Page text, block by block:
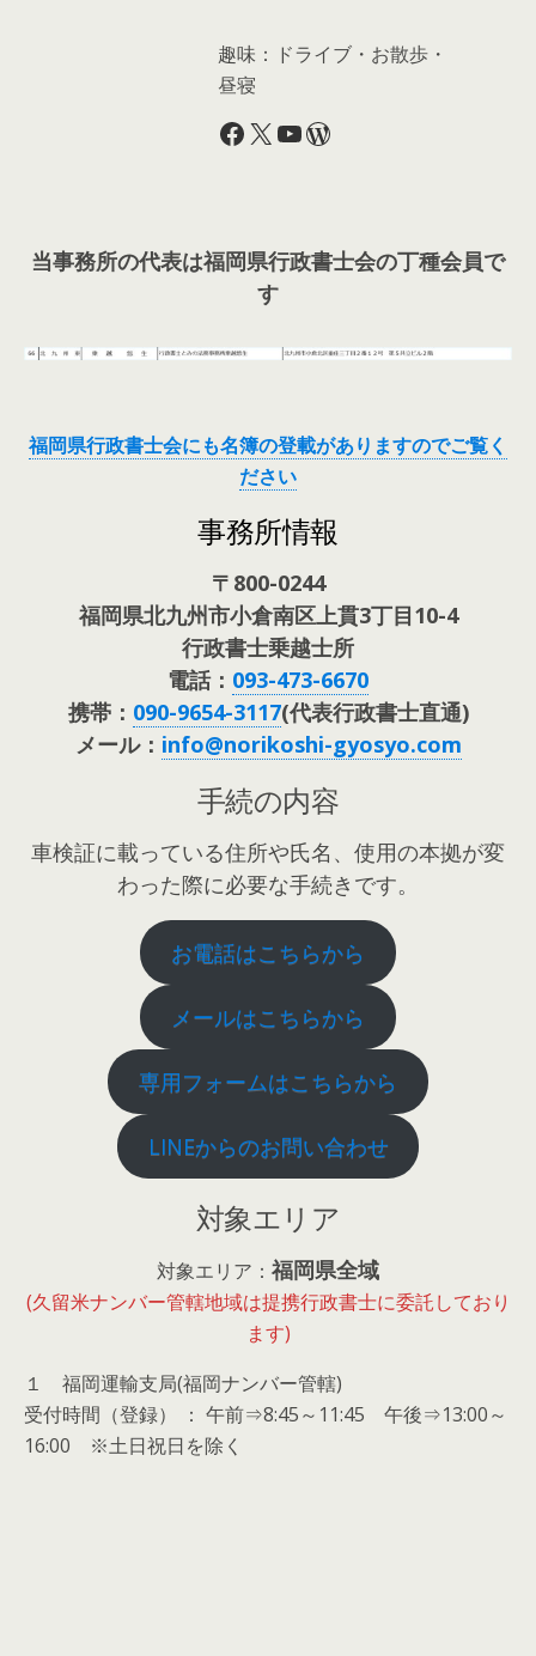
趣味：ドライブ・お散歩・
昼寝
Facebook
X YouTube
WordPress
当事務所の代表は福岡県行政書士会の丁種会員で
す
福岡県行政書士会にも名簿の登載がありますのでご覧く
ださい
事務所情報
〒800-0244
福岡県北九州市小倉南区上貫3丁目10-4
行政書士乗越士所
電話： 093-473-6670
携帯： 090-9654-3117(代表行政書士直通)
メール： info@norikoshi-gyosyo.com
手続の内容
車検証に載っている住所や氏名、使用の本拠が変
わった際に必要な手続きです。
お電話はこちらから
メールはこちらから
専用フォームはこちらから
LINEからのお問い合わせ
対象エリア
対象エリア： 福岡県全域
(久留米ナンバー管轄地域は提携行政書士に委託しており
ます)
１ 福岡運輸支局(福岡ナンバー管轄)
受付時間（登録） ： 午前⇒8:45～11:45 午後⇒13:00～
16:00 ※土日祝日を除く